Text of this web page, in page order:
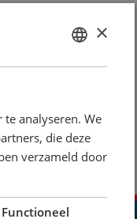
×
analyseren. We
die deze
verzameld door
Functioneel